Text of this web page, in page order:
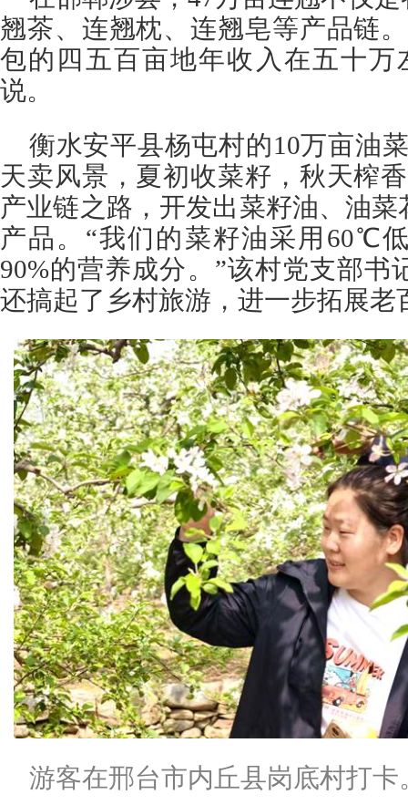
翘茶、连翘枕、连翘皂等产品链
包的四五百亩地年收入在五十万
说。
衡水安平县杨屯村的10万亩油
天卖风景，夏初收菜籽，秋天榨
产业链之路，开发出菜籽油、油
产品。“我们的菜籽油采用60℃
90%的营养成分。”该村党支部书
还搞起了乡村旅游，进一步拓展老
游客在邢台市内丘县岗底村打卡